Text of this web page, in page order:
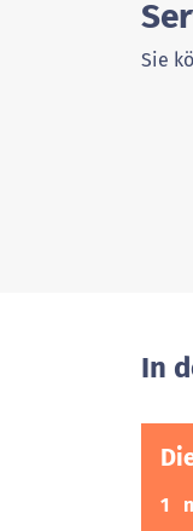
Sie
In
1